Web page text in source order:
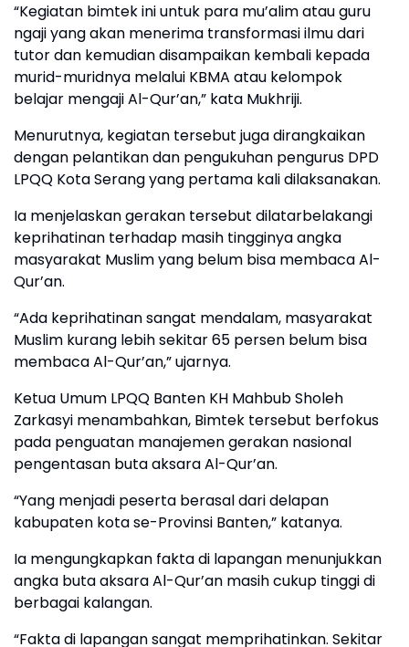
“Kegiatan bimtek ini untuk para mu’alim atau guru
ngaji yang akan menerima transformasi ilmu dari
tutor dan kemudian disampaikan kembali kepada
murid-muridnya melalui KBMA atau kelompok
belajar mengaji Al-Qur’an,” kata Mukhriji.
Menurutnya, kegiatan tersebut juga dirangkaikan
dengan pelantikan dan pengukuhan pengurus DPD
LPQQ Kota Serang yang pertama kali dilaksanakan.
Ia menjelaskan gerakan tersebut dilatarbelakangi
keprihatinan terhadap masih tingginya angka
masyarakat Muslim yang belum bisa membaca Al-
Qur’an.
“Ada keprihatinan sangat mendalam, masyarakat
Muslim kurang lebih sekitar 65 persen belum bisa
membaca Al-Qur’an,” ujarnya.
Ketua Umum LPQQ Banten KH Mahbub Sholeh
Zarkasyi menambahkan, Bimtek tersebut berfokus
pada penguatan manajemen gerakan nasional
pengentasan buta aksara Al-Qur’an.
“Yang menjadi peserta berasal dari delapan
kabupaten kota se-Provinsi Banten,” katanya.
Ia mengungkapkan fakta di lapangan menunjukkan
angka buta aksara Al-Qur’an masih cukup tinggi di
berbagai kalangan.
“Fakta di lapangan sangat memprihatinkan. Sekitar